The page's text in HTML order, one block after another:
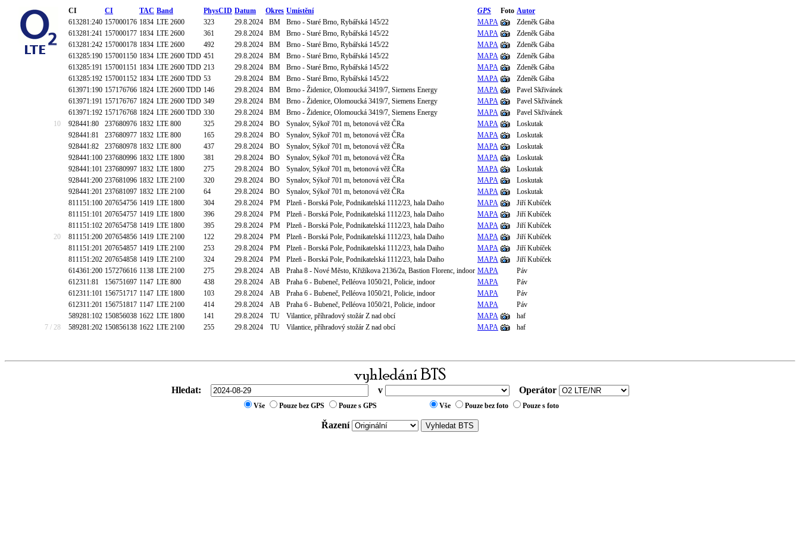
CI CI TAC Band PhysCID Datum Okres Umístění GPS Foto Autor
613281:240 157000176 1834 LTE 2600 323 29.8.2024 BM Brno - Staré Brno, Rybářská 145/22 MAPA
Zdeněk Gába
613281:241 157000177 1834 LTE 2600 361 29.8.2024 BM Brno - Staré Brno, Rybářská 145/22 MAPA
Zdeněk Gába
613281:242 157000178 1834 LTE 2600 492 29.8.2024 BM Brno - Staré Brno, Rybářská 145/22 MAPA
Zdeněk Gába
613285:190 157001150 1834 LTE 2600 TDD 451 29.8.2024 BM Brno - Staré Brno, Rybářská 145/22 MAPA
Zdeněk Gába
613285:191 157001151 1834 LTE 2600 TDD 213 29.8.2024 BM Brno - Staré Brno, Rybářská 145/22 MAPA
Zdeněk Gába
613285:192 157001152 1834 LTE 2600 TDD 53 29.8.2024 BM Brno - Staré Brno, Rybářská 145/22 MAPA
Zdeněk Gába
613971:190 157176766 1824 LTE 2600 TDD 146 29.8.2024 BM Brno - Židenice, Olomoucká 3419/7, Siemens Energy MAPA
Pavel Skřivánek
613971:191 157176767 1824 LTE 2600 TDD 349 29.8.2024 BM Brno - Židenice, Olomoucká 3419/7, Siemens Energy MAPA
Pavel Skřivánek
613971:192 157176768 1824 LTE 2600 TDD 330 29.8.2024 BM Brno - Židenice, Olomoucká 3419/7, Siemens Energy MAPA
Pavel Skřivánek
10
928441:80 237680976 1832 LTE 800 325 29.8.2024 BO Synalov, Sýkoř 701 m, betonová věž ČRa MAPA
Loskutak
928441:81
237680977 1832 LTE 800 165 29.8.2024 BO Synalov, Sýkoř 701 m, betonová věž ČRa MAPA
Loskutak
928441:82
237680978 1832 LTE 800 437 29.8.2024 BO Synalov, Sýkoř 701 m, betonová věž ČRa MAPA
Loskutak
928441:100 237680996 1832 LTE 1800 381 29.8.2024 BO Synalov, Sýkoř 701 m, betonová věž ČRa MAPA
Loskutak
928441:101 237680997 1832 LTE 1800 275 29.8.2024 BO Synalov, Sýkoř 701 m, betonová věž ČRa MAPA
Loskutak
928441:200 237681096 1832 LTE 2100 320 29.8.2024 BO Synalov, Sýkoř 701 m, betonová věž ČRa MAPA
Loskutak
928441:201 237681097 1832 LTE 2100 64 29.8.2024 BO Synalov, Sýkoř 701 m, betonová věž ČRa MAPA
Loskutak
811151:100 207654756 1419 LTE 1800 304 29.8.2024 PM Plzeň - Borská Pole, Podnikatelská 1112/23, hala Daiho MAPA
Jiří Kubíček
811151:101 207654757 1419 LTE 1800 396 29.8.2024 PM Plzeň - Borská Pole, Podnikatelská 1112/23, hala Daiho MAPA
Jiří Kubíček
811151:102 207654758 1419 LTE 1800 395 29.8.2024 PM Plzeň - Borská Pole, Podnikatelská 1112/23, hala Daiho MAPA
Jiří Kubíček
20
811151:200 207654856 1419 LTE 2100 122 29.8.2024 PM Plzeň - Borská Pole, Podnikatelská 1112/23, hala Daiho MAPA
Jiří Kubíček
811151:201 207654857 1419 LTE 2100 253 29.8.2024 PM Plzeň - Borská Pole, Podnikatelská 1112/23, hala Daiho MAPA
Jiří Kubíček
811151:202 207654858 1419 LTE 2100 324 29.8.2024 PM Plzeň - Borská Pole, Podnikatelská 1112/23, hala Daiho MAPA
Jiří Kubíček
614361:200 157276616 1138 LTE 2100 275 29.8.2024 AB Praha 8 - Nové Město, Křižíkova 2136/2a, Bastion Florenc, indoor MAPA
Páv
612311:81
156751697 1147 LTE 800 438 29.8.2024 AB Praha 6 - Bubeneč, Pelléova 1050/21, Policie, indoor MAPA
Páv
612311:101 156751717 1147 LTE 1800 103 29.8.2024 AB Praha 6 - Bubeneč, Pelléova 1050/21, Policie, indoor MAPA
Páv
612311:201 156751817 1147 LTE 2100 414 29.8.2024 AB Praha 6 - Bubeneč, Pelléova 1050/21, Policie, indoor MAPA
Páv
589281:102 150856038 1622 LTE 1800 141 29.8.2024 TU Vilantice, příhradový stožár Z nad obcí MAPA
haf
7 / 28
589281:202 150856138 1622 LTE 2100 255 29.8.2024 TU Vilantice, příhradový stožár Z nad obcí MAPA haf
Hledat: v Operátor
Vše Pouze bez GPS Pouze s GPS Vše Pouze bez foto Pouze s foto
Řazení